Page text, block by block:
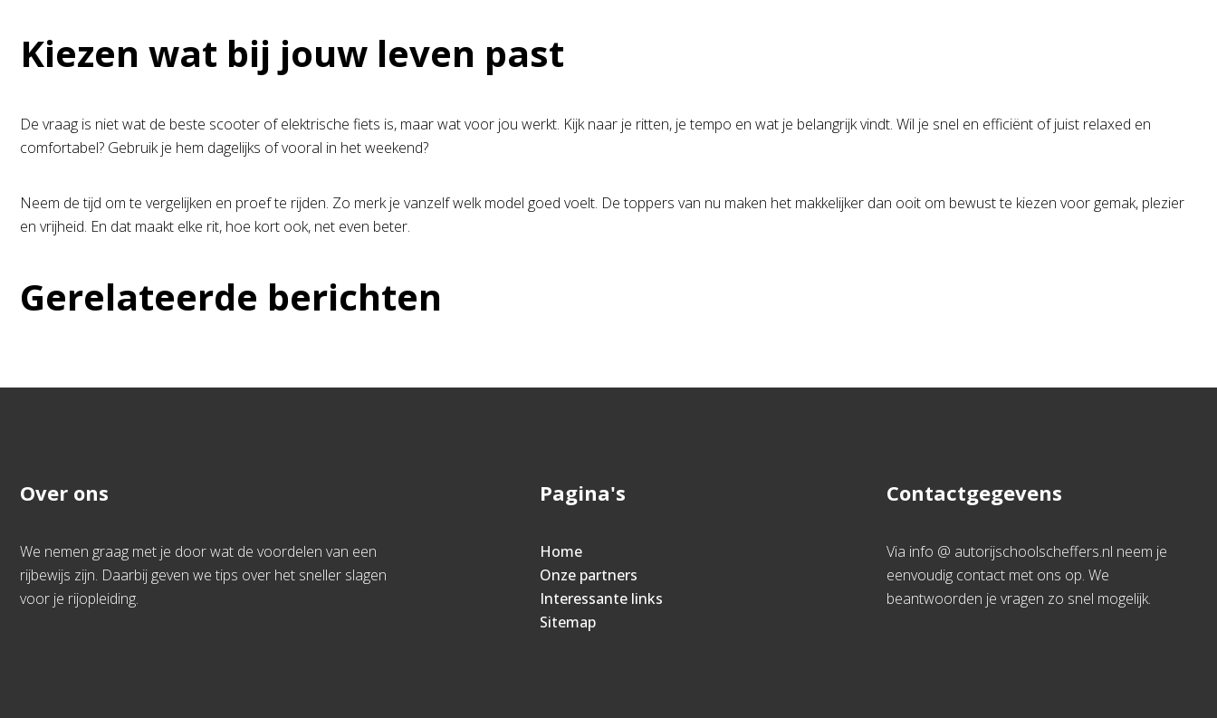
Kiezen wat bij jouw leven past
De vraag is niet wat de beste scooter of elektrische fiets is, maar wat voor jou werkt. Kijk naar je ritten, je tempo en wat je belangrijk vindt. Wil je snel en efficiënt of juist relaxed en
comfortabel? Gebruik je hem dagelijks of vooral in het weekend?
Neem de tijd om te vergelijken en proef te rijden. Zo merk je vanzelf welk model goed voelt. De toppers van nu maken het makkelijker dan ooit om bewust te kiezen voor gemak, plezier
en vrijheid. En dat maakt elke rit, hoe kort ook, net even beter.
Gerelateerde berichten
Over ons
We nemen graag met je door wat de voordelen van een
rijbewijs zijn. Daarbij geven we tips over het sneller slagen
voor je rijopleiding.
Pagina's
Home
Onze partners
Interessante links
Sitemap
Contactgegevens
Via info @ autorijschoolscheffers.nl neem je
eenvoudig contact met ons op. We
beantwoorden je vragen zo snel mogelijk.